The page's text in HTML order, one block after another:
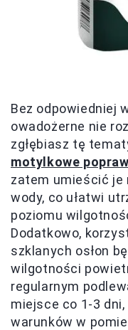
Bez odpowiedniej
owadożerne nie
zgłębiasz tę
motylkowe
zatem umieścić je
wody, co ułatwi
poziomu
Dodatkowo,
szklanych osłon
wilgotności
regularnym
miejsce co 1-3
warunków w